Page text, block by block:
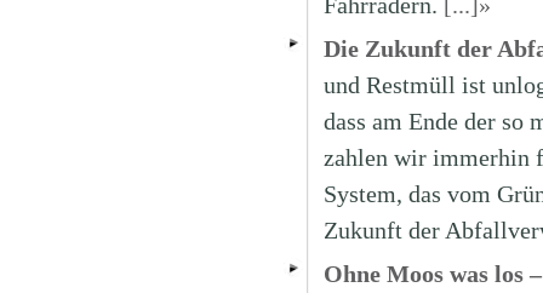
Die Zukunft der
und Restmüll ist
dass am Ende der so
zahlen wir immerhin
System, das vom
Zukunft der
Ohne Moos was los